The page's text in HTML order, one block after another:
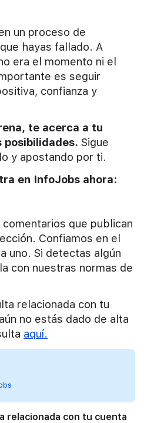
un proceso de
hayas fallado. A
era el momento ni el
es seguir
confianza y
te acerca a tu
posibilidades. Sigue
y apostando por ti.
en InfoJobs ahora:
que publican
Confiamos en el
uno. Si detectas algún
con nuestras normas de
relacionada con tu
no estás dado de alta
aquí.
relacionada con tu cuenta